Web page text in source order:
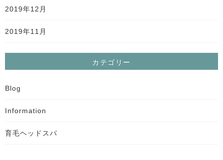
2019年12月
2019年11月
カテゴリー
Blog
Information
育毛ヘッドスパ